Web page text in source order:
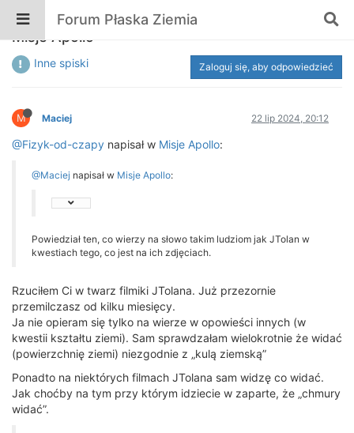
Forum Płaska Ziemia
Misje Apollo
Inne spiski Zaloguj się, aby odpowiedzieć
M Maciej 22 lip 2024, 20:12
@Fizyk-od-czapy napisał w Misje Apollo:
@Maciej napisał w Misje Apollo:
Powiedział ten, co wierzy na słowo takim ludziom jak JTolan w
kwestiach tego, co jest na ich zdjęciach.
Rzuciłem Ci w twarz filmiki JTolana. Już przezornie
przemilczasz od kilku miesięcy.
Ja nie opieram się tylko na wierze w opowieści innych (w
kwestii kształtu ziemi). Sam sprawdzałam wielokrotnie że widać
(powierzchnię ziemi) niezgodnie z „kulą ziemską”
Ponadto na niektórych filmach JTolana sam widzę co widać.
Jak choćby na tym przy którym idziecie w zaparte, że „chmury
widać”.